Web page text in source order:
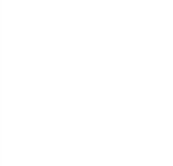
betting, or CBD.